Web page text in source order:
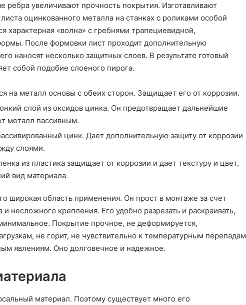
ребра увеличивают прочность покрытия. Изготавливают
оцинкованного металла на станках с роликами особой
характерная «волна» с гребнями трапециевидной,
После формовки лист проходит дополнительную
наносят несколько защитных слоев. В результате готовый
собой подобие слоеного пирога.
на металл основы с обеих сторон. Защищает его от коррозии.
слой из оксидов цинка. Он предотвращает дальнейшие
металл пассивным.
цинк. Дает дополнительную защиту от коррозии
слоями.
из пластика защищает от коррозии и дает текстуру и цвет,
вид материала.
широкая область применения. Он прост в монтаже за счет
несложного крепления. Его удобно разрезать и раскраивать,
Покрытие прочное, не деформируется,
не горит, не чувствительно к температурным перепадам
явлениям. Оно долговечное и надежное.
материал. Поэтому существует много его